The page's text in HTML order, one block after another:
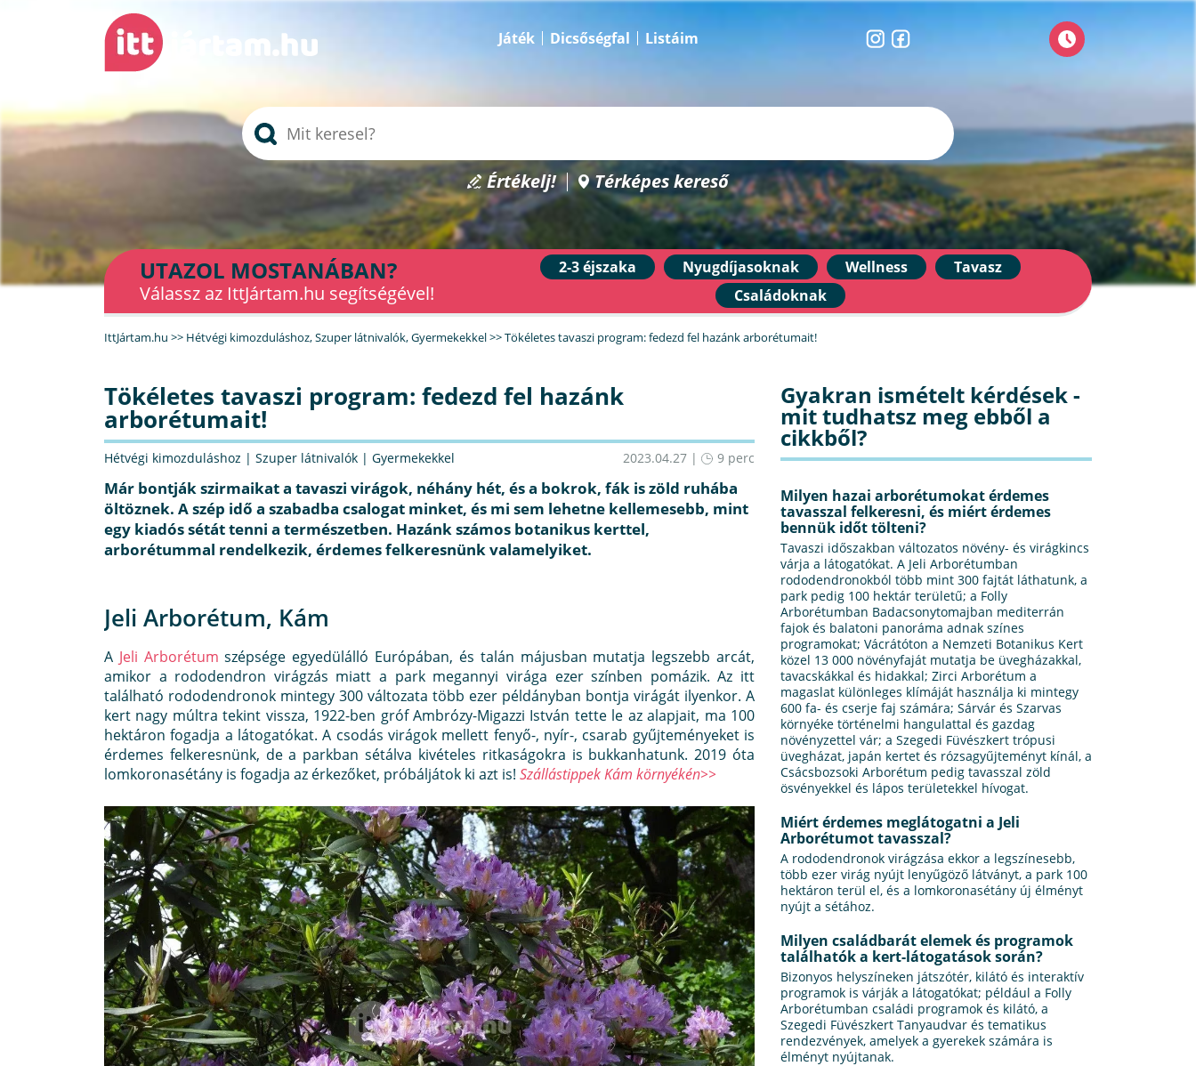
Játék Dicsőségfal Listáim
Értékelj! Térképes kereső
UTAZOL MOSTANÁBAN?
Válassz az IttJártam.hu segítségével!
2-3 éjszaka Nyugdíjasoknak Wellness
Tavasz
Családoknak
IttJártam.hu >> Hétvégi kimozduláshoz,Szuper látnivalók,Gyermekekkel>>Tökéletes tavaszi program: fedezd fel hazánk arborétumait!
Tökéletes tavaszi program: fedezd fel hazánk
arborétumait!
Hétvégi kimozduláshoz | Szuper látnivalók | Gyermekekkel 2023.04.27 | 9 perc
Már bontják szirmaikat a tavaszi virágok, néhány hét, és a bokrok, fák is zöld ruhába
öltöznek. A szép idő a szabadba csalogat minket, és mi sem lehetne kellemesebb, mint
egy kiadós sétát tenni a természetben. Hazánk számos botanikus kerttel,
arborétummal rendelkezik, érdemes felkeresnünk valamelyiket.
Jeli Arborétum, Kám
A Jeli Arborétum szépsége egyedülálló Európában, és talán májusban mutatja legszebb arcát,
amikor a rododendron virágzás miatt a park megannyi virága ezer színben pomázik. Az itt
található rododendronok mintegy 300 változata több ezer példányban bontja virágát ilyenkor. A
kert nagy múltra tekint vissza, 1922-ben gróf Ambrózy-Migazzi István tette le az alapjait, ma 100
hektáron fogadja a látogatókat. A csodás virágok mellett fenyő-, nyír-, csarab gyűjteményeket is
érdemes felkeresnünk, de a parkban sétálva kivételes ritkaságokra is bukkanhatunk. 2019 óta
lomkoronasétány is fogadja az érkezőket, próbáljátok ki azt is! Szállástippek Kám környékén>>
Gyakran ismételt kérdések -
mit tudhatsz meg ebből a
cikkből?
Milyen hazai arborétumokat érdemes
tavasszal felkeresni, és miért érdemes
bennük időt tölteni?
Tavaszi időszakban változatos növény- és virágkincs
várja a látogatókat. A Jeli Arborétumban
rododendronokból több mint 300 fajtát láthatunk, a
park pedig 100 hektár területű; a Folly
Arborétumban Badacsonytomajban mediterrán
fajok és balatoni panoráma adnak színes
programokat; Vácrátóton a Nemzeti Botanikus Kert
közel 13 000 növényfaját mutatja be üvegházakkal,
tavacskákkal és hidakkal; Zirci Arborétum a
magaslat különleges klímáját használja ki mintegy
600 fa- és cserje faj számára; Sárvár és Szarvas
környéke történelmi hangulattal és gazdag
növényzettel vár; a Szegedi Füvészkert trópusi
üvegházat, japán kertet és rózsagyűjteményt kínál, a
Csácsbozsoki Arborétum pedig tavasszal zöld
ösvényekkel és lápos területekkel hívogat.
Miért érdemes meglátogatni a Jeli
Arborétumot tavasszal?
A rododendronok virágzása ekkor a legszínesebb,
több ezer virág nyújt lenyűgöző látványt, a park 100
hektáron terül el, és a lomkoronasétány új élményt
nyújt a sétához.
Milyen családbarát elemek és programok
találhatók a kert-látogatások során?
Bizonyos helyszíneken játszótér, kilátó és interaktív
programok is várják a látogatókat; például a Folly
Arborétumban családi programok és kilátó, a
Szegedi Füvészkert Tanyaudvar és tematikus
rendezvények, amelyek a gyerekek számára is
élményt nyújtanak.